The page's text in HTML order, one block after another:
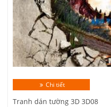
Chi tiết
Tranh dán tường 3D 3D08